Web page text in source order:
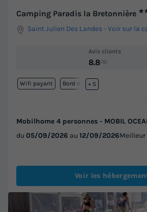
Camping Paradis la Bretonnière
Saint Julien Des Landes -Voir sur la
Avis clients
8.8/10
Wifi payant Bord de mer
+ 5
Mobilhome 4 personnes - MOBIL
du 05/09/2026 au 12/09/2026
Voir les